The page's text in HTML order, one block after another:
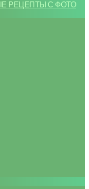
РЕЦЕПТЫ С ФОТО